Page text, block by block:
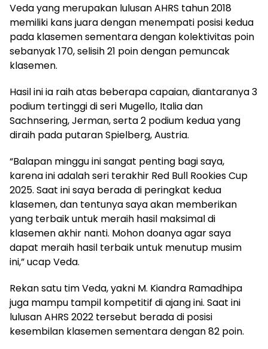
Veda yang merupakan lulusan AHRS tahun 2018
memiliki kans juara dengan menempati posisi kedua
pada klasemen sementara dengan kolektivitas poin
sebanyak 170, selisih 21 poin dengan pemuncak
klasemen.
Hasil ini ia raih atas beberapa capaian, diantaranya 3
podium tertinggi di seri Mugello, Italia dan
Sachnsering, Jerman, serta 2 podium kedua yang
diraih pada putaran Spielberg, Austria.
“Balapan minggu ini sangat penting bagi saya,
karena ini adalah seri terakhir Red Bull Rookies Cup
2025. Saat ini saya berada di peringkat kedua
klasemen, dan tentunya saya akan memberikan
yang terbaik untuk meraih hasil maksimal di
klasemen akhir nanti. Mohon doanya agar saya
dapat meraih hasil terbaik untuk menutup musim
ini,” ucap Veda.
Rekan satu tim Veda, yakni M. Kiandra Ramadhipa
juga mampu tampil kompetitif di ajang ini. Saat ini
lulusan AHRS 2022 tersebut berada di posisi
kesembilan klasemen sementara dengan 82 poin.